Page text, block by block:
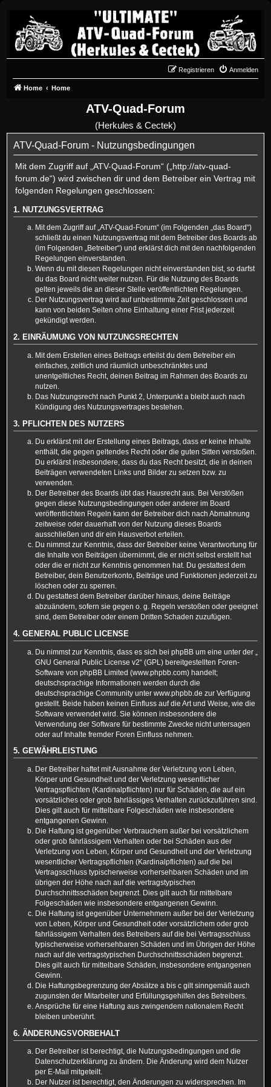
Anmelden
Registrieren
Home Home
ATV-Quad-Forum
(Herkules & Cectek)
ATV-Quad-Forum - Nutzungsbedingungen
Mit dem Zugriff auf „ATV-Quad-Forum“ („http://atv-quad-
forum.de“) wird zwischen dir und dem Betreiber ein Vertrag mit
folgenden Regelungen geschlossen:
1. NUTZUNGSVERTRAG
Mit dem Zugriff auf „ATV-Quad-Forum“ (im Folgenden „das Board“)
schließt du einen Nutzungsvertrag mit dem Betreiber des Boards ab
(im Folgenden „Betreiber“) und erklärst dich mit den nachfolgenden
Regelungen einverstanden.
Wenn du mit diesen Regelungen nicht einverstanden bist, so darfst
du das Board nicht weiter nutzen. Für die Nutzung des Boards
gelten jeweils die an dieser Stelle veröffentlichten Regelungen.
Der Nutzungsvertrag wird auf unbestimmte Zeit geschlossen und
kann von beiden Seiten ohne Einhaltung einer Frist jederzeit
gekündigt werden.
2. EINRÄUMUNG VON NUTZUNGSRECHTEN
Mit dem Erstellen eines Beitrags erteilst du dem Betreiber ein
einfaches, zeitlich und räumlich unbeschränktes und
unentgeltliches Recht, deinen Beitrag im Rahmen des Boards zu
nutzen.
Das Nutzungsrecht nach Punkt 2, Unterpunkt a bleibt auch nach
Kündigung des Nutzungsvertrages bestehen.
3. PFLICHTEN DES NUTZERS
Du erklärst mit der Erstellung eines Beitrags, dass er keine Inhalte
enthält, die gegen geltendes Recht oder die guten Sitten verstoßen.
Du erklärst insbesondere, dass du das Recht besitzt, die in deinen
Beiträgen verwendeten Links und Bilder zu setzen bzw. zu
verwenden.
Der Betreiber des Boards übt das Hausrecht aus. Bei Verstößen
gegen diese Nutzungsbedingungen oder anderer im Board
veröffentlichten Regeln kann der Betreiber dich nach Abmahnung
zeitweise oder dauerhaft von der Nutzung dieses Boards
ausschließen und dir ein Hausverbot erteilen.
Du nimmst zur Kenntnis, dass der Betreiber keine Verantwortung für
die Inhalte von Beiträgen übernimmt, die er nicht selbst erstellt hat
oder die er nicht zur Kenntnis genommen hat. Du gestattest dem
Betreiber, dein Benutzerkonto, Beiträge und Funktionen jederzeit zu
löschen oder zu sperren.
Du gestattest dem Betreiber darüber hinaus, deine Beiträge
abzuändern, sofern sie gegen o. g. Regeln verstoßen oder geeignet
sind, dem Betreiber oder einem Dritten Schaden zuzufügen.
4. GENERAL PUBLIC LICENSE
Du nimmst zur Kenntnis, dass es sich bei phpBB um eine unter der „
GNU General Public License v2“ (GPL) bereitgestellten Foren-
Software von phpBB Limited (www.phpbb.com) handelt;
deutschsprachige Informationen werden durch die
deutschsprachige Community unter www.phpbb.de zur Verfügung
gestellt. Beide haben keinen Einfluss auf die Art und Weise, wie die
Software verwendet wird. Sie können insbesondere die
Verwendung der Software für bestimmte Zwecke nicht untersagen
oder auf Inhalte fremder Foren Einfluss nehmen.
5. GEWÄHRLEISTUNG
Der Betreiber haftet mit Ausnahme der Verletzung von Leben,
Körper und Gesundheit und der Verletzung wesentlicher
Vertragspflichten (Kardinalpflichten) nur für Schäden, die auf ein
vorsätzliches oder grob fahrlässiges Verhalten zurückzuführen sind.
Dies gilt auch für mittelbare Folgeschäden wie insbesondere
entgangenen Gewinn.
Die Haftung ist gegenüber Verbrauchern außer bei vorsätzlichem
oder grob fahrlässigem Verhalten oder bei Schäden aus der
Verletzung von Leben, Körper und Gesundheit und der Verletzung
wesentlicher Vertragspflichten (Kardinalpflichten) auf die bei
Vertragsschluss typischerweise vorhersehbaren Schäden und im
übrigen der Höhe nach auf die vertragstypischen
Durchschnittsschäden begrenzt. Dies gilt auch für mittelbare
Folgeschäden wie insbesondere entgangenen Gewinn.
Die Haftung ist gegenüber Unternehmern außer bei der Verletzung
von Leben, Körper und Gesundheit oder vorsätzlichem oder grob
fahrlässigem Verhalten des Betreibers auf die bei Vertragsschluss
typischerweise vorhersehbaren Schäden und im Übrigen der Höhe
nach auf die vertragstypischen Durchschnittsschäden begrenzt.
Dies gilt auch für mittelbare Schäden, insbesondere entgangenen
Gewinn.
Die Haftungsbegrenzung der Absätze a bis c gilt sinngemäß auch
zugunsten der Mitarbeiter und Erfüllungsgehilfen des Betreibers.
Ansprüche für eine Haftung aus zwingendem nationalem Recht
bleiben unberührt.
6. ÄNDERUNGSVORBEHALT
Der Betreiber ist berechtigt, die Nutzungsbedingungen und die
Datenschutzerklärung zu ändern. Die Änderung wird dem Nutzer
per E-Mail mitgeteilt.
Der Nutzer ist berechtigt, den Änderungen zu widersprechen. Im